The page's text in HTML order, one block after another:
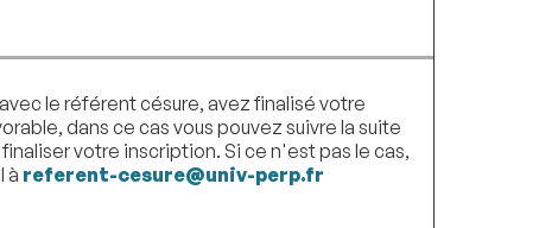
le référent césure, avez finalisé votre
dans ce cas vous pouvez suivre la suite
votre inscription. Si ce n'est pas le cas,
à referent-cesure@univ-perp.fr